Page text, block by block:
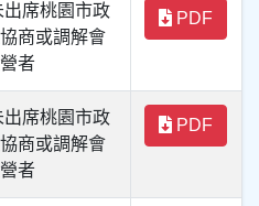
席桃園市政
商或調解會
者
PDF
席桃園市政
商或調解會
者
PDF